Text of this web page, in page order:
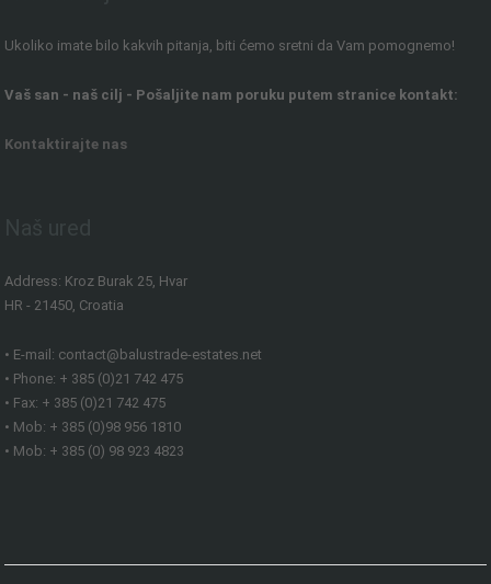
Ukoliko imate bilo kakvih pitanja, biti ćemo sretni da Vam pomognemo!
Vaš san - naš cilj - Pošaljite nam poruku putem stranice kontakt:
Kontaktirajte nas
Address: Kroz Burak 25, Hvar
HR - 21450, Croatia
• E-mail: contact@balustrade-estates.net
• Phone: + 385 (0)21 742 475
• Fax: + 385 (0)21 742 475
• Mob: + 385 (0)98 956 1810
• Mob: + 385 (0) 98 923 4823